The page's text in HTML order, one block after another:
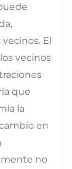
El
vecinos
que
la
en
no